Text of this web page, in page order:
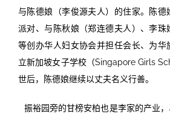
与陈德娘
（李俊源夫人）的住家。陈
派对、与陈秋娘（郑连德夫人）、李珠
等创办华人妇女协会并担任会长、为华
立新加坡女子学校（Singapore Girls
世后，陈德娘继续以丈夫名义行善。
振裕园旁的甘榜安柏也是李家的产业